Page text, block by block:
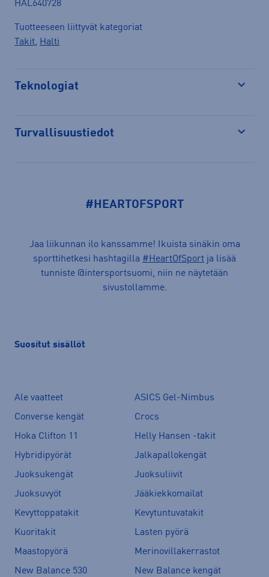
HAL640728
Tuotteeseen liittyvät kategoriat
Takit, Halti
Teknologiat
Turvallisuustiedot
#HEARTOFSPORT
Jaa liikunnan ilo kanssamme! Ikuista sinäkin oma
sporttihetkesi hashtagilla #HeartOfSport ja lisää
tunniste @intersportsuomi, niin ne näytetään
sivustollamme.
Suositut sisällöt
Ale vaatteet
ASICS Gel-Nimbus
Converse kengät
Crocs
Hoka Clifton 11
Helly Hansen -takit
Hybridipyörät
Jalkapallokengät
Juoksukengät
Juoksuliivit
Juoksuvyöt
Jääkiekkomailat
Kevyttoppatakit
Kevytuntuvatakit
Kuoritakit
Lasten pyörä
Maastopyörä
Merinovillakerrastot
New Balance 530
New Balance kengät